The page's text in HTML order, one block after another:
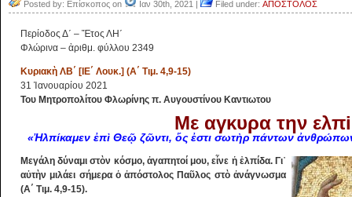
Posted by: Επίσκοπος on Ιαν 30th, 2021 | Filed under: ΑΠΟΣΤΟΛΟΣ
Περίοδος Δ΄ – Ἔτος ΛΗ΄
Φλώρινα – ἀριθμ. φύλλου 2349
Κυριακὴ ΛΒ΄ [ΙΕ΄ Λουκ.] (Α΄ Τιμ. 4,9-15)
31 Ἰανουαρίου 2021
Του Μητροπολίτου Φλωρίνης π. Αυγουστίνου Καντιωτου
Με αγκυρα την
«Ἠλπίκαμεν ἐπὶ Θεῷ ζῶντι, ὅς ἐστι σωτὴρ πάντων
Μεγάλη δύναμι στὸν κόσμο, ἀγαπητοί μου, εἶνε ἡ ἐλπίδα. Γι᾽
αὐτὴν μιλάει σήμερα ὁ ἀπόστολος Παῦλος στὸ ἀνάγνωσμα
(Α΄ Τιμ. 4,9-15).